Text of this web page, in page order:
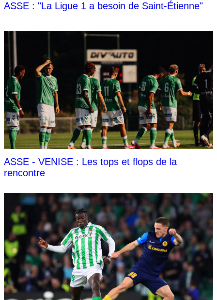
ASSE : "La Ligue 1 a besoin de Saint-Étienne"
ASSE - VENISE : Les tops et flops de la
rencontre